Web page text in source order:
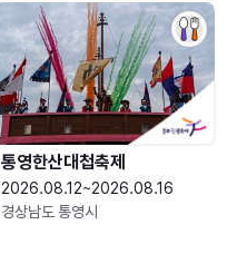
통영한산대첩축제
2026.08.12~2026.08.16
경상남도 통영시